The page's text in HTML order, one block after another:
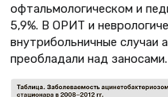
офтальмологическом и
5,9%. В ОРИТ и
внутрибольничные случаи
преобладали над заносами.